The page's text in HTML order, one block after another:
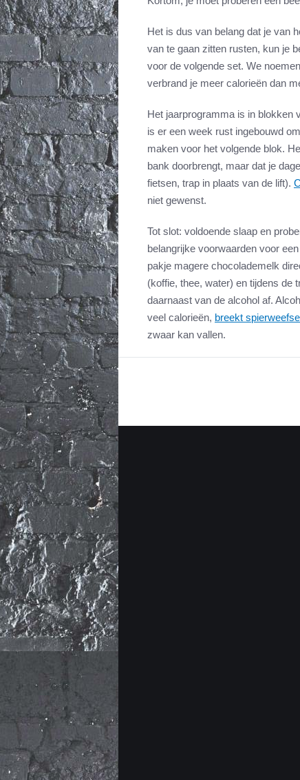
Het is dus van belang dat je van
van te gaan zitten rusten, kun je
voor de volgende set. We
verbrand je meer calorieën dan
Het jaarprogramma is in blokken
is er een week rust ingebouwd
maken voor het volgende blok.
bank doorbrengt, maar dat je
fietsen, trap in plaats van de lift).
niet gewenst.
Tot slot: voldoende slaap en
belangrijke voorwaarden voor
pakje magere chocolademelk
(koffie, thee, water) en tijdens de
daarnaast van de alcohol af.
veel calorieën, breekt
zwaar kan vallen.